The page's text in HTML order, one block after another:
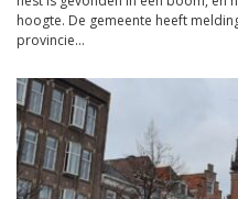
hoogte. De gemeente heeft
provincie...